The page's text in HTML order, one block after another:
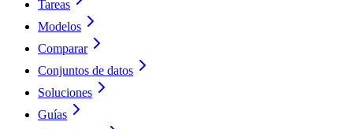
Tareas
Modelos
Comparar
Conjuntos de datos
Soluciones
Guías